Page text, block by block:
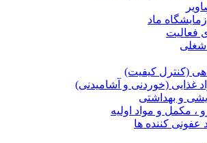
ماد
فعالیت
(کنترل کیفیت)
غذایی (خوردنی و آشامیدنی)
و بهداشتی
، مکمل و مواد اولیه
عفونی کننده ها